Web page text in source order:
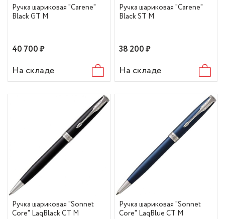
Ручка шариковая "Carene"
Black GT M
40 700 ₽
На складе
Ручка шариковая "Carene"
Black ST M
38 200 ₽
На складе
Ручка шариковая "Sonnet
Core" LaqBlack CT M
Ручка шариковая "Sonnet
Core" LaqBlue CT M